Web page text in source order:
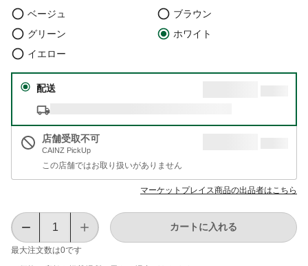
ベージュ
ブラウン
グリーン
ホワイト
イエロー
配送
店舗受取不可
CAINZ PickUp
この店舗ではお取り扱いがありません
マーケットプレイス商品の出品者はこちら
最大注文数は0です
カートに入れる